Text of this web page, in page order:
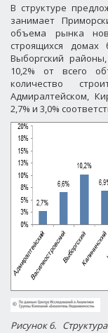
В структуре
занимает
объема рынка
строящихся
Выборгский
10,2% от всего
количество
Адмиралтейском,
2,7% и 3,0%
Рисунок 6.